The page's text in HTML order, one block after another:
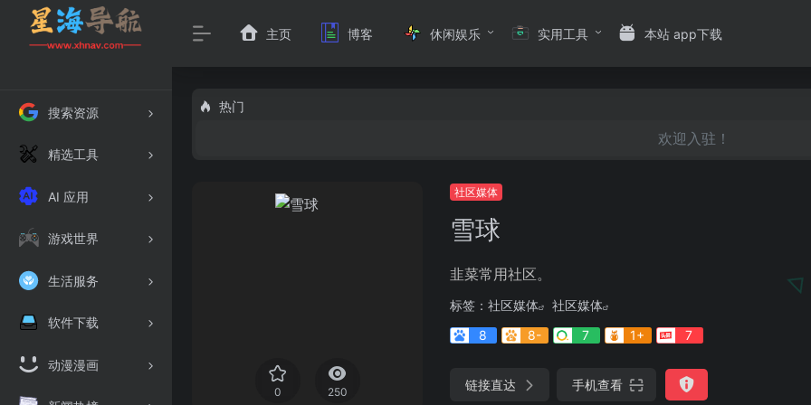
搜索资源
精选工具
AI 应用
游戏世界
生活服务
软件下载
动漫漫画
主页 博客 休闲娱乐 实用工具 本站 app下载
热门
欢迎入驻！
0 250
社区媒体
雪球
韭菜常用社区。
标签： 社区媒体
社区媒体
8
8- 7 1+ 7
链接直达 手机查看